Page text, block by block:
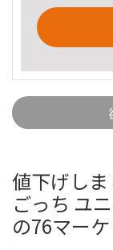
値下げし
ごっち ユ
の76マー